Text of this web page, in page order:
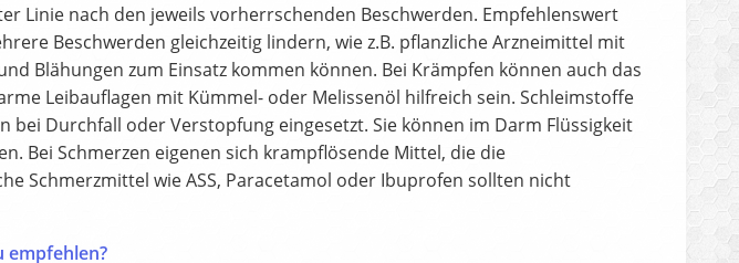
Linie nach den jeweils vorherrschenden Beschwerden. Empfehlenswert
Beschwerden gleichzeitig lindern, wie z.B. pflanzliche Arzneimittel mit
Blähungen zum Einsatz kommen können. Bei Krämpfen können auch das
Leibauflagen mit Kümmel- oder Melissenöl hilfreich sein. Schleimstoffe
bei Durchfall oder Verstopfung eingesetzt. Sie können im Darm Flüssigkeit
Bei Schmerzen eigenen sich krampflösende Mittel, die die
Schmerzmittel wie ASS, Paracetamol oder Ibuprofen sollten nicht
empfehlen?